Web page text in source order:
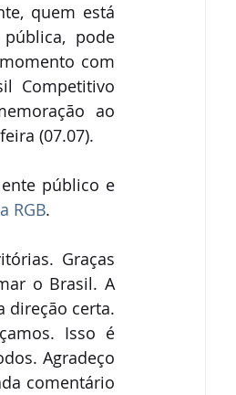
quem está
pública,  pode
com
Competitivo
ao
(07.07).
público e
RGB.
Graças
o Brasil. A
direção certa.
Isso é
Agradeço
comentário